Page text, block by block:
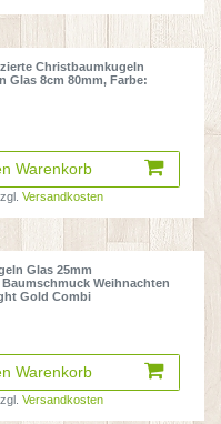
Christbaumkugeln
Glas 8cm 80mm, Farbe:
Warenkorb
Versandkosten
Glas 25mm
Weihnachten
Gold Combi
Warenkorb
Versandkosten